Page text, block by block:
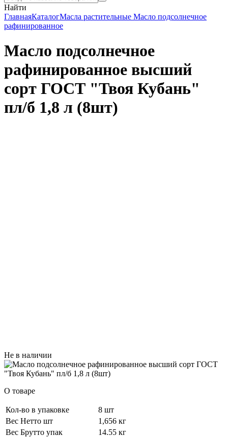
Найти
ГлавнаяКаталогМасла растительные Масло подсолнечное
рафинированное
Масло подсолнечное
рафинированное высший
сорт ГОСТ "Твоя Кубань"
пл/б 1,8 л (8шт)
Не в наличии
О товаре
Кол-во в упаковке
8 шт
Вес Нетто шт
1,656 кг
Вес Брутто упак
14.55 кг